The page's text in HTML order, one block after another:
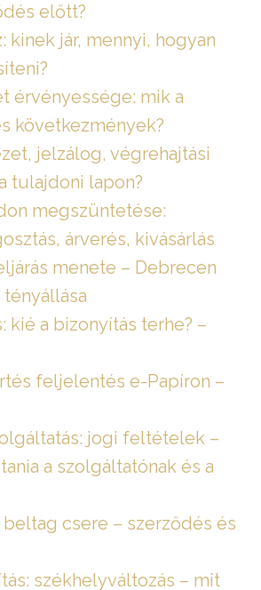
előtt?
kinek jár, mennyi, hogyan
érvényessége: mik a
következmények?
jelzálog, végrehajtási
tulajdoni lapon?
megszüntetése:
árverés, kivásárlás
menete – Debrecen
tényállása
kié a bizonyítás terhe? –
feljelentés e-Papíron –
jogi feltételek –
a szolgáltatónak és a
csere – szerződés és
székhelyváltozás – mit